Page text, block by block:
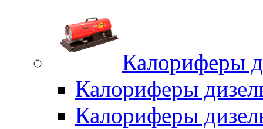
Калориферы
Калориферы
Калориферы